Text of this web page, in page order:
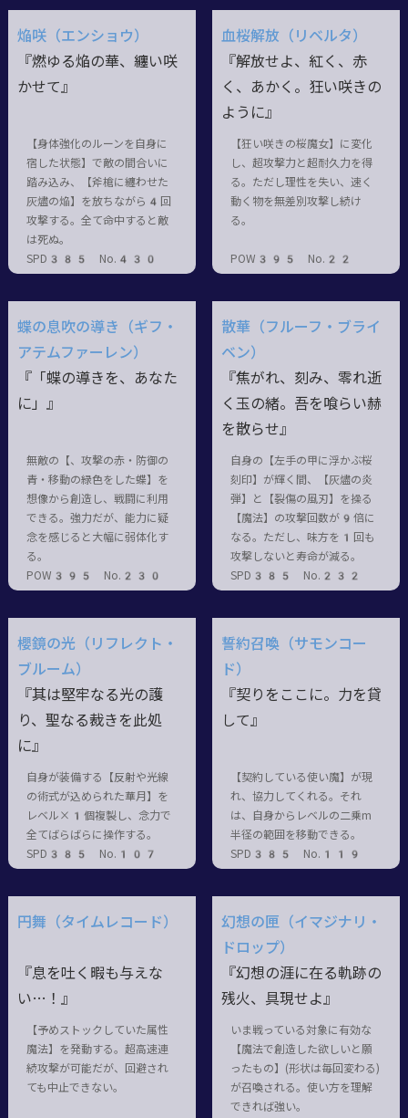
焔咲（エンショウ）
『燃ゆる焔の華、纏い咲
かせて』
【身体強化のルーンを自身に
宿した状態】で敵の間合いに
踏み込み、【斧槍に纏わせた
灰燼の焔】を放ちながら4回
攻撃する。全て命中すると敵
は死ぬ。
SPD385 No.430
血桜解放（リベルタ）
『解放せよ、紅く、赤
く、あかく。狂い咲きの
ように』
【狂い咲きの桜魔女】に変化
し、超攻撃力と超耐久力を得
る。ただし理性を失い、速く
動く物を無差別攻撃し続け
る。
POW395 No.22
蝶の息吹の導き（ギフ・
アテムファーレン）
『「蝶の導きを、あなた
に」』
無敵の【、攻撃の赤・防御の
青・移動の緑色をした蝶】を
想像から創造し、戦闘に利用
できる。強力だが、能力に疑
念を感じると大幅に弱体化す
る。
POW395 No.230
散華（フルーフ・ブライ
ベン）
『焦がれ、刻み、零れ逝
く玉の緒。吾を喰らい赫
を散らせ』
自身の【左手の甲に浮かぶ桜
刻印】が輝く間、【灰燼の炎
弾】と【裂傷の風刃】を操る
【魔法】の攻撃回数が9倍に
なる。ただし、味方を1回も
攻撃しないと寿命が減る。
SPD385 No.232
櫻鏡の光（リフレクト・
ブルーム）
『其は堅牢なる光の護
り、聖なる裁きを此処
に』
自身が装備する【反射や光線
の術式が込められた華月】を
レベル×1個複製し、念力で
全てばらばらに操作する。
SPD385 No.107
誓約召喚（サモンコー
ド）
『契りをここに。力を貸
して』
【契約している使い魔】が現
れ、協力してくれる。それ
は、自身からレベルの二乗m
半径の範囲を移動できる。
SPD385 No.119
円舞（タイムレコード）
『息を吐く暇も与えな
い…！』
【予めストックしていた属性
魔法】を発動する。超高速連
続攻撃が可能だが、回避され
ても中止できない。
幻想の匣（イマジナリ・
ドロップ）
『幻想の涯に在る軌跡の
残火、具現せよ』
いま戦っている対象に有効な
【魔法で創造した欲しいと願
ったもの】(形状は毎回変わる)
が召喚される。使い方を理解
できれば強い。